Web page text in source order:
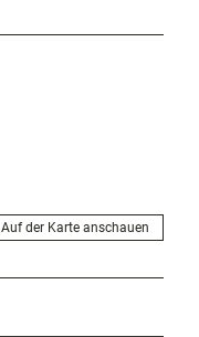
Auf der Karte anschauen